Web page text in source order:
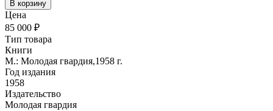
В корзину
Цена
85 000 ₽
Тип товара
Книги
М.: Молодая гвардия,1958 г.
Год издания
1958
Издательство
Молодая гвардия